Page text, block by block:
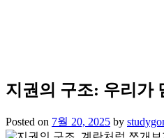
지권의 구조: 우리가
Posted on 7월 20, 2025 by